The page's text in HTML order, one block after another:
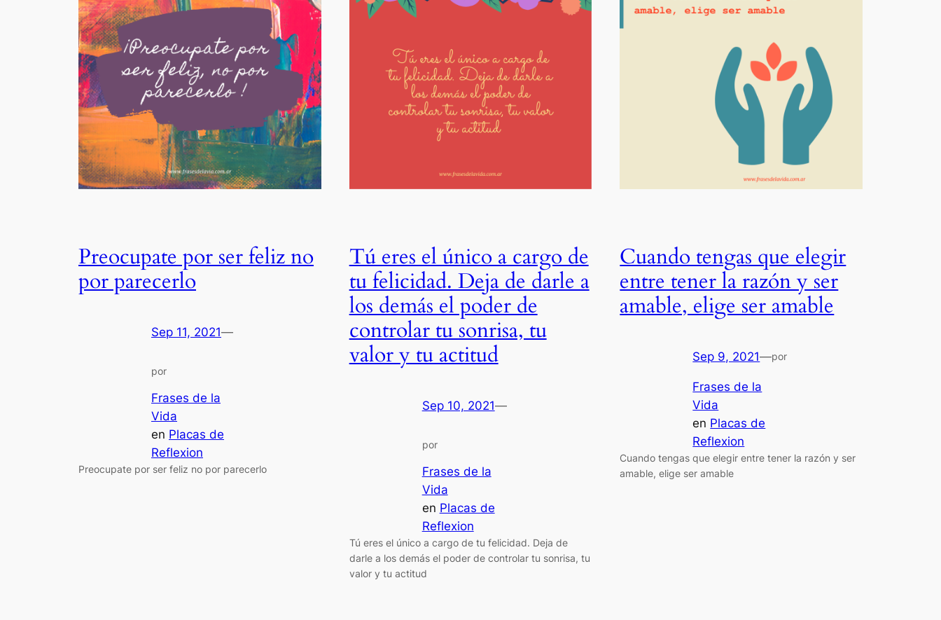
Preocupate por ser feliz no
por parecerlo
Sep 11, 2021—
por
Frases de la
Vida
en Placas de
Reflexion
Preocupate por ser feliz no por parecerlo
Tú eres el único a cargo de
tu felicidad. Deja de darle a
los demás el poder de
controlar tu sonrisa, tu
valor y tu actitud
Sep 10, 2021—
por
Frases de la
Vida
en Placas de
Reflexion
Tú eres el único a cargo de tu felicidad. Deja de
darle a los demás el poder de controlar tu sonrisa, tu
valor y tu actitud
Cuando tengas que elegir
entre tener la razón y ser
amable, elige ser amable
Sep 9, 2021—por
Frases de la
Vida
en Placas de
Reflexion
Cuando tengas que elegir entre tener la razón y ser
amable, elige ser amable